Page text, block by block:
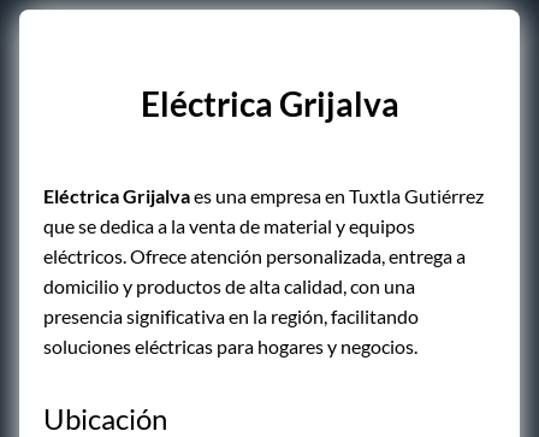
Eléctrica Grijalva
Eléctrica Grijalvaes una empresa en Tuxtla Gutiérrez
que se dedica a la venta de material y equipos
eléctricos. Ofrece atención personalizada, entrega a
domicilio y productos de alta calidad, con una
presencia significativa en la región, facilitando
soluciones eléctricas para hogares y negocios.
Ubicación